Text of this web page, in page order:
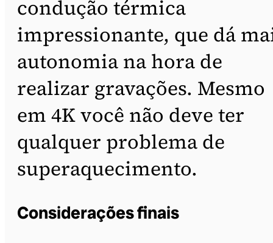
condução térmica
impressionante, que dá
autonomia na hora de
realizar gravações. Mesmo
em 4K você não deve ter
qualquer problema de
superaquecimento.
Considerações finais